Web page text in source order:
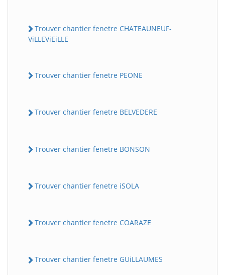
Trouver chantier fenetre CHATEAUNEUF-
ViLLEViEiLLE
Trouver chantier fenetre PEONE
Trouver chantier fenetre BELVEDERE
Trouver chantier fenetre BONSON
Trouver chantier fenetre iSOLA
Trouver chantier fenetre COARAZE
Trouver chantier fenetre GUiLLAUMES